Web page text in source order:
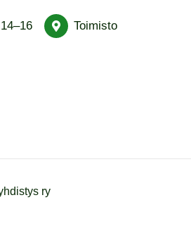
–16 Toimisto
ry